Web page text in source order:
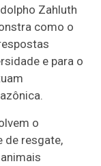
Zahluth
como o
e para o
o
de resgate,